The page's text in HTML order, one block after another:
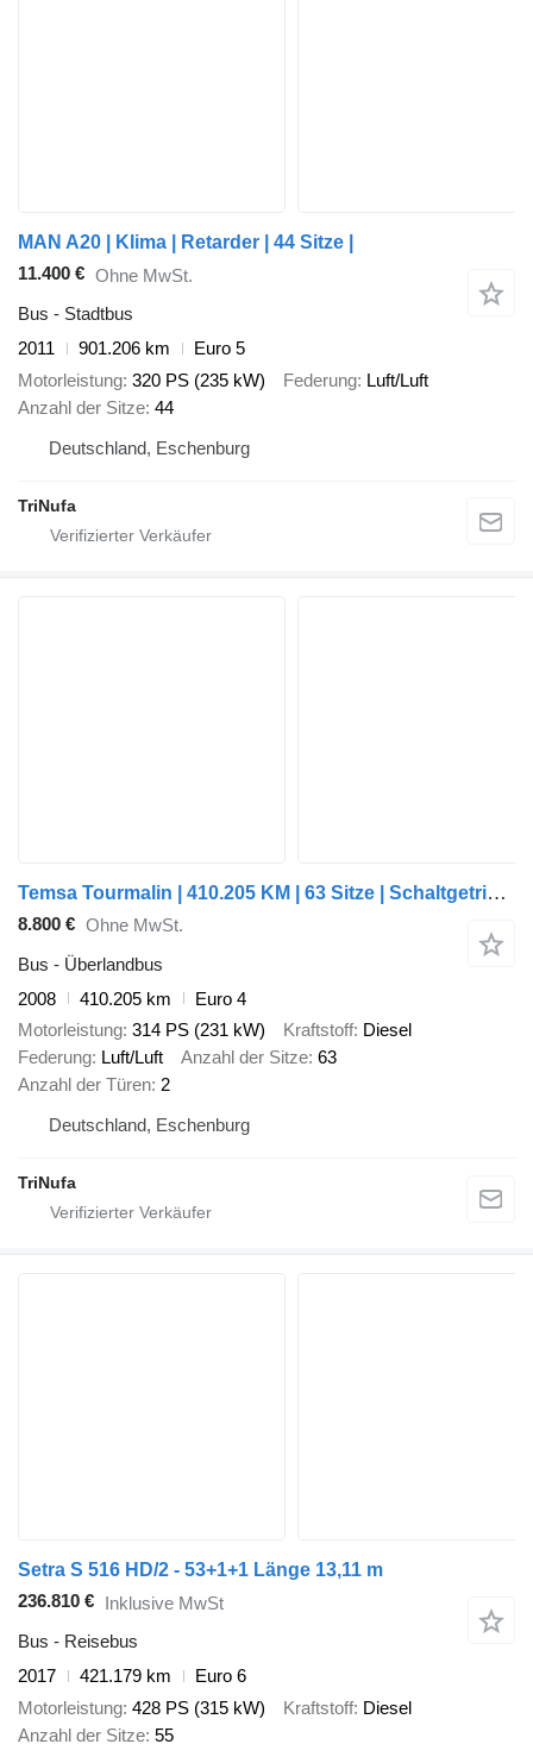
MAN A20 | Klima | Retarder | 44 Sitze |
11.400 € Ohne MwSt.
Bus - Stadtbus
2011
901.206 km
Euro 5
Motorleistung 320 PS (235 kW) Federung Luft/Luft
Anzahl der Sitze 44
Deutschland, Eschenburg
TriNufa
Temsa Tourmalin | 410.205 KM | 63 Sitze | Schaltgetriebe |
8.800 € Ohne MwSt.
Bus - Überlandbus
2008
410.205 km
Euro 4
Motorleistung 314 PS (231 kW) Kraftstoff Diesel
Federung Luft/Luft Anzahl der Sitze 63
Anzahl der Türen 2
Deutschland, Eschenburg
TriNufa
Setra S 516 HD/2 - 53+1+1 Länge 13,11 m
236.810 € Inklusive MwSt
Bus - Reisebus
2017
421.179 km
Euro 6
Motorleistung 428 PS (315 kW) Kraftstoff Diesel
Anzahl der Sitze 55